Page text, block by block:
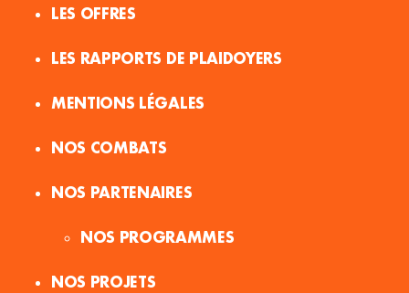
LES OFFRES
LES RAPPORTS DE PLAIDOYERS
MENTIONS LÉGALES
NOS COMBATS
NOS PARTENAIRES
NOS PROGRAMMES
NOS PROJETS